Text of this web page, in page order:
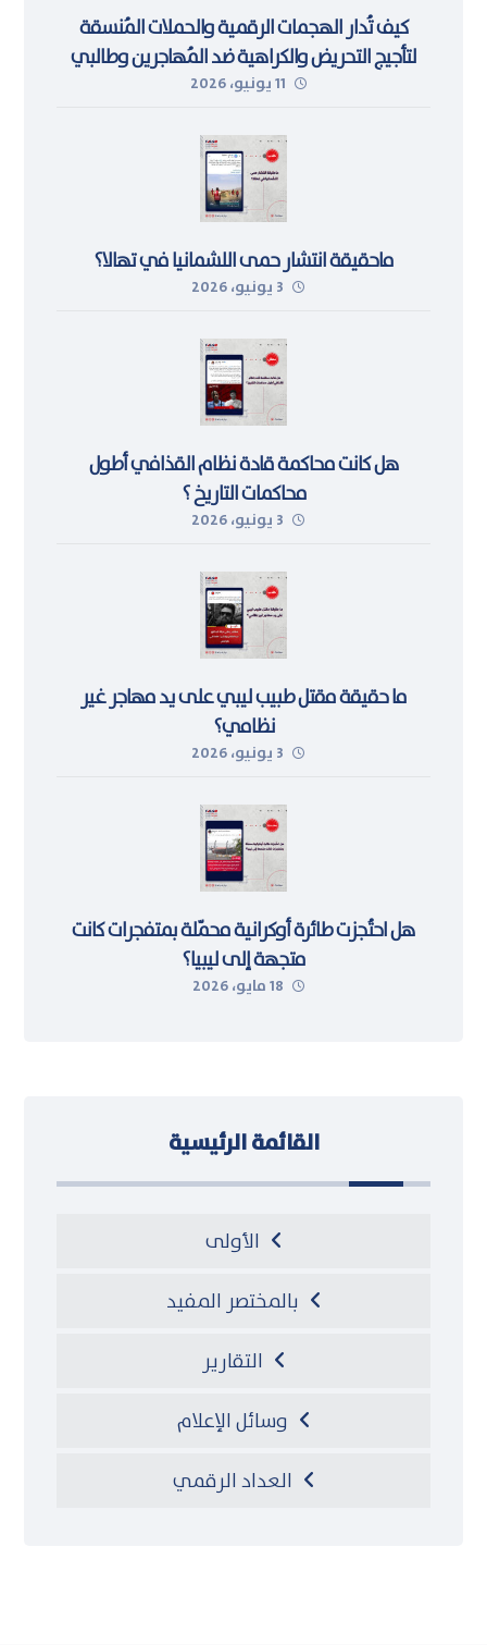
كيف تُدار الهجمات الرقمية والحملات المُنسقة
لتأجيج التحريض والكراهية ضد المُهاجرين وطالبي
اللجوء في ليبيا
11 يونيو، 2026
ماحقيقة انتشار حمى اللشمانيا في تهالا؟
3 يونيو، 2026
هل كانت محاكمة قادة نظام القذافي أطول
محاكمات التاريخ ؟
3 يونيو، 2026
ما حقيقة مقتل طبيب ليبي على يد مهاجر غير
نظامي؟
3 يونيو، 2026
هل احتُجزت طائرة أوكرانية محمّلة بمتفجرات كانت
متجهة إلى ليبيا؟
18 مايو، 2026
القائمة الرئيسية
الأولى
بالمختصر المفيد
التقارير
وسائل الإعلام
العداد الرقمي